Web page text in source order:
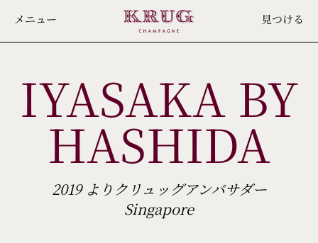
メニュー 見つける
IYASAKA BY
HASHIDA
2019 よりクリュッグアンバサダー
Singapore